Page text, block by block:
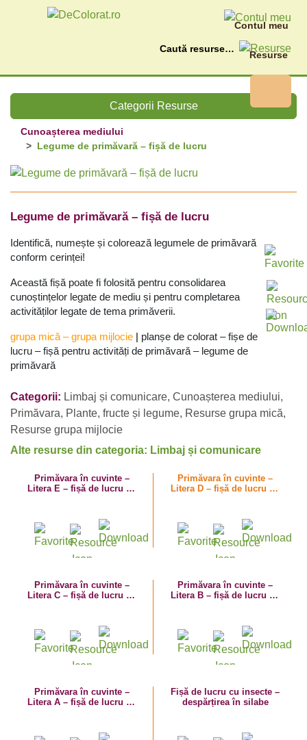
Contul meu
Resurse
Caută
Categorii Resurse
Cunoașterea mediului
Legume de primăvară – fișă de lucru
Legume de primăvară – fișă de lucru
Identifică, numește și colorează legumele de primăvară
conform cerinței!
Această fișă poate fi folosită pentru consolidarea
cunoștințelor legate de mediu și pentru completarea
activităților legate de tema primăverii.
grupa mică – grupa mijlocie | planșe de colorat – fișe de
lucru – fișă pentru activități de primăvară – legume de
primăvară
Categorii: Limbaj și comunicare, Cunoașterea mediului,
Primăvara, Plante, fructe și legume, Resurse grupa mică,
Resurse grupa mijlocie
Alte resurse din categoria: Limbaj și comunicare
Primăvara în cuvinte –
Litera E – fișă de lucru cu
Primăvara în cuvinte –
Litera D – fișă de lucru cu
Primăvara în cuvinte –
Litera C – fișă de lucru cu
Primăvara în cuvinte –
Litera B – fișă de lucru cu
Primăvara în cuvinte –
Litera A – fișă de lucru cu
Fișă de lucru cu insecte –
despărțirea în silabe